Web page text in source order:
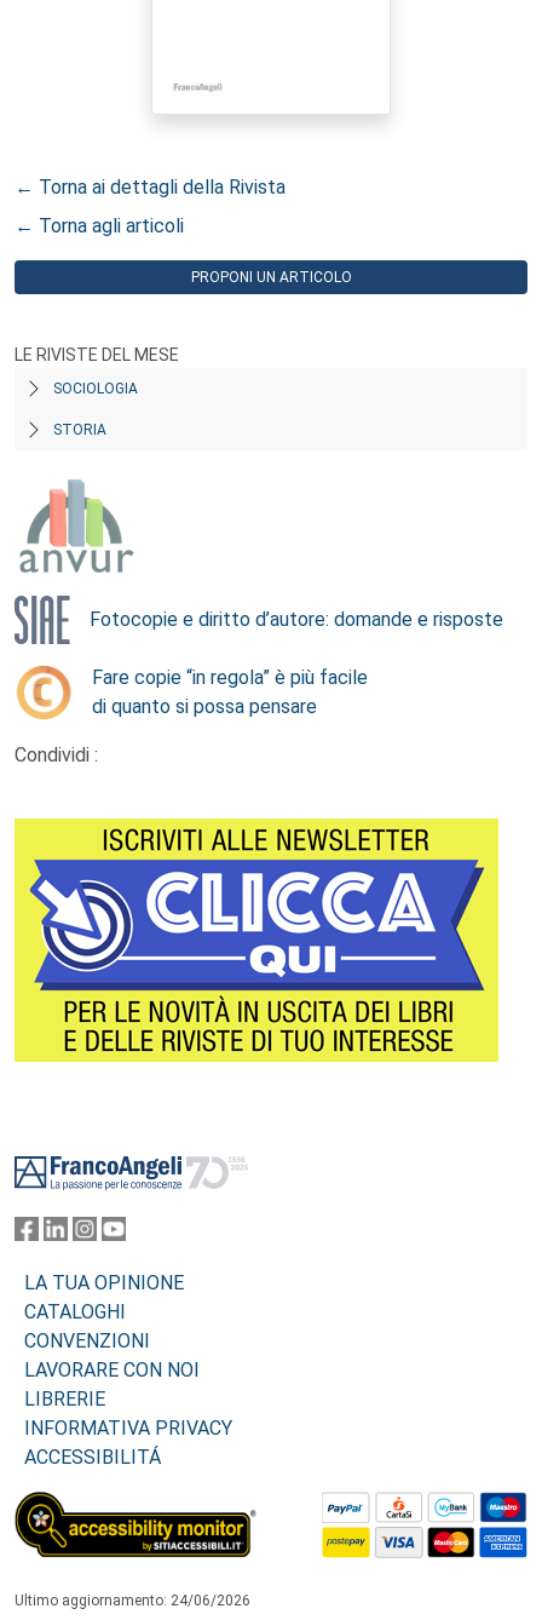
← Torna ai dettagli della Rivista
← Torna agli articoli
PROPONI UN ARTICOLO
LE RIVISTE DEL MESE
SOCIOLOGIA
STORIA
Fotocopie e diritto d’autore: domande e risposte
Fare copie “in regola” è più facile
di quanto si possa pensare
Condividi :
LA TUA OPINIONE
CATALOGHI
CONVENZIONI
LAVORARE CON NOI
LIBRERIE
INFORMATIVA PRIVACY
ACCESSIBILITÁ
Ultimo aggiornamento: 24/06/2026